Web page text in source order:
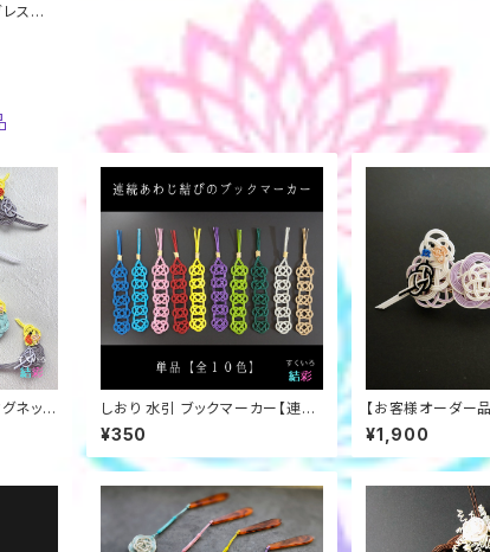
スレッ
ネッ
しおり 水引 ブックマーカー【連続
あわじ結び】受注製作いたします
ノベルティ 販促品
¥350
【お客様オーダー
番のセキセイインコ
ホワイトパイド）
¥1,900